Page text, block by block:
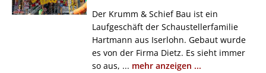
Der Krumm & Schief Bau ist ein
Laufgeschäft der Schaustellerfamilie
Hartmann aus Iserlohn. Gebaut wurde
es von der Firma Dietz. Es sieht immer
so aus, ... mehr anzeigen ...